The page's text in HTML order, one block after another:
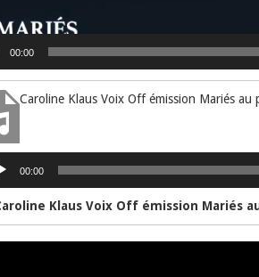
00:00
00:00